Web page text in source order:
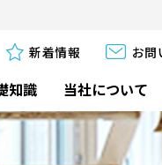
新着情報 お問
知識 当社について